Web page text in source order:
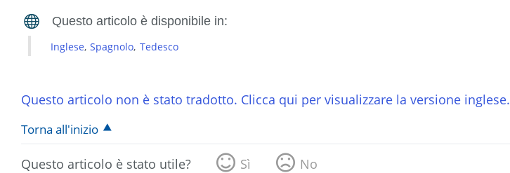
Inglese Spagnolo Tedesco
Questo articolo non è stato tradotto. Clicca qui per visualizzare la versione inglese.
Torna all'inizio
Questo articolo è stato utile? Sì No